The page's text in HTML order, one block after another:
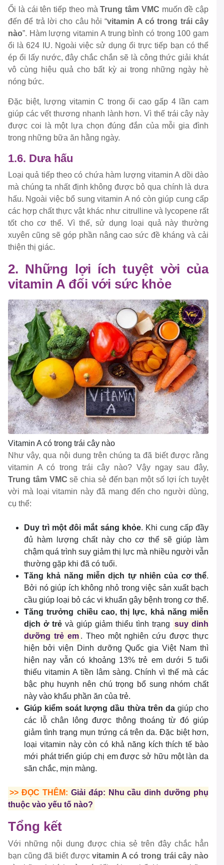
Ổi là cái tên tiếp theo màTrung tâm VMC muốn đề cập
đến để trả lời cho câu hỏi “vitamin A có trong trái cây
nào”. Hàm lượng vitamin A trung bình có trong 100 gam
ổi là 624 IU. Ngoài việc sử dụng ổi trực tiếp bạn có thể
ép ổi lấy nước, đây chắc chắn sẽ là công thức giải khát
vô cùng hiệu quả cho bất kỳ ai trong những ngày hè
nóng bức.
Đặc biệt, lượng vitamin C trong ổi cao gấp 4 lần cam
giúp các vết thương nhanh lành hơn. Vì thế trái cây này
được coi là một lựa chọn đúng đắn của mỗi gia đình
trong những bữa ăn hằng ngày.
1.6. Dưa hấu
Loại quả tiếp theo có chứa hàm lượng vitamin A dồi dào
mà chúng ta nhất định không được bỏ qua chính là dưa
hấu. Ngoài việc bổ sung vitamin A nó còn giúp cung cấp
các hợp chất thực vật khác như citrulline và lycopene rất
tốt cho cơ thể. Vì thế, sử dụng loại quả này thường
xuyên cũng sẽ góp phần nâng cao sức đề kháng và cải
thiện thị giác.
2. Những lợi ích tuyệt vời của
vitamin A đối với sức khỏe
Vitamin A có trong trái cây nào
Như vậy, qua nội dung trên chúng ta đã biết được rằng
vitamin A có trong trái cây nào? Vậy ngay sau đây,
Trung tâm VMC sẽ chia sẻ đến bạn một số lợi ích tuyệt
vời mà loại vitamin này đã mang đến cho người dùng,
cụ thể:
Duy trì một đôi mắt sáng khỏe. Khi cung cấp đầy
đủ hàm lượng chất này cho cơ thể sẽ giúp làm
chậm quá trình suy giảm thị lực mà nhiều người vẫn
thường gặp khi đã có tuổi.
Tăng khả năng miễn dịch tự nhiên của cơ thể.
Bởi nó giúp ích không nhỏ trong việc sản xuất bạch
cầu giúp loại bỏ các vi khuẩn gây bệnh trong cơ thể.
Tăng trưởng chiều cao, thị lực, khả năng miễn
dịch ở trẻvà giúp giảm thiểu tình trạng suy dinh
dưỡng trẻ em . Theo một nghiên cứu được thực
hiện bởi viện Dinh dưỡng Quốc gia Việt Nam thì
hiện nay vẫn có khoảng 13% trẻ em dưới 5 tuổi
thiếu vitamin A tiền lâm sàng. Chính vì thế mà các
bậc phụ huynh nên chú trọng bổ sung nhóm chất
này vào khẩu phần ăn của trẻ.
Giúp kiểm soát lượng dầu thừa trên dagiúp cho
các lỗ chân lông được thông thoáng từ đó giúp
giảm tình trạng mụn trứng cá trên da. Đặc biệt hơn,
loại vitamin này còn có khả năng kích thích tế bào
mới phát triển giúp chị em được sở hữu một làn da
săn chắc, mịn màng.
>> ĐỌC THÊM: Giải đáp: Nhu cầu dinh dưỡng phụ
thuộc vào yếu tố nào?
Tổng kết
Với những nội dung được chia sẻ trên đây chắc hẳn
bạn cũng đã biết đượcvitamin A có trong trái cây nào